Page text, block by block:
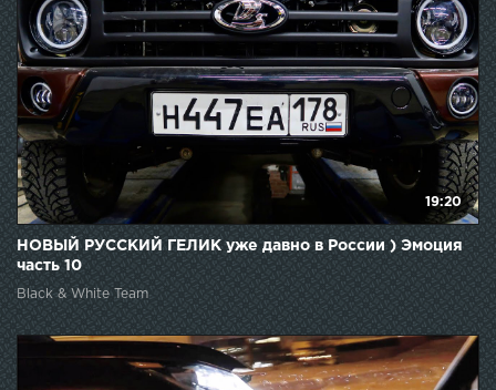
19:20
НОВЫЙ РУССКИЙ ГЕЛИК уже давно в России ) Эмоция
часть 10
Black & White Team